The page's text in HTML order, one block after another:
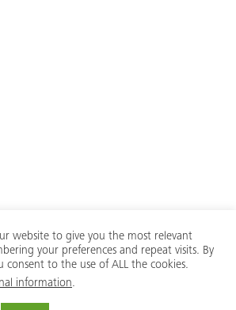
website to give you the most relevant
your preferences and repeat visits. By
consent to the use of ALL the cookies.
information.